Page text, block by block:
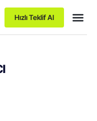
Hızlı Teklif Al